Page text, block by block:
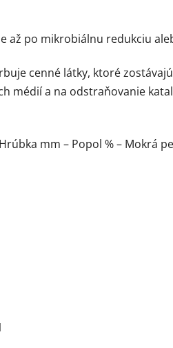
až po mikrobiálnu redukciu
cenné látky, ktoré
médií a na odstraňovanie
mm – Popol % – Mokrá